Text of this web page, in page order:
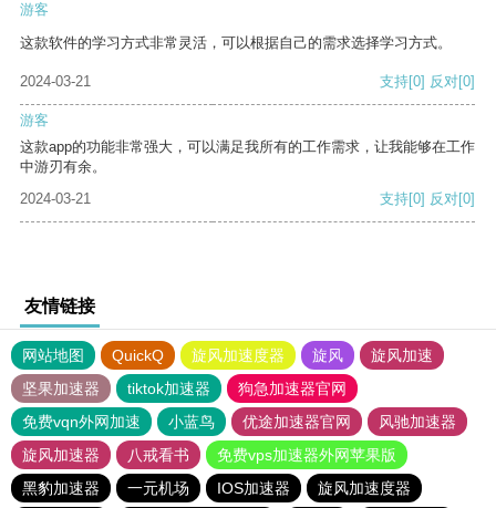
游客
这款软件的学习方式非常灵活，可以根据自己的需求选择学习方式。
2024-03-21 支持[0] 反对[0]
游客
这款app的功能非常强大，可以满足我所有的工作需求，让我能够在工作
中游刃有余。
2024-03-21
支持[0] 反对[0]
友情链接
网站地图 QuickQ 旋风加速度器 旋风
旋风加速
坚果加速器
tiktok加速器
狗急加速器官网
免费vqn外网加速
小蓝鸟 优途加速器官网
风驰加速器
旋风加速器
八戒看书
免费vps加速器外网苹果版
黑豹加速器
一元机场 IOS加速器 旋风加速度器